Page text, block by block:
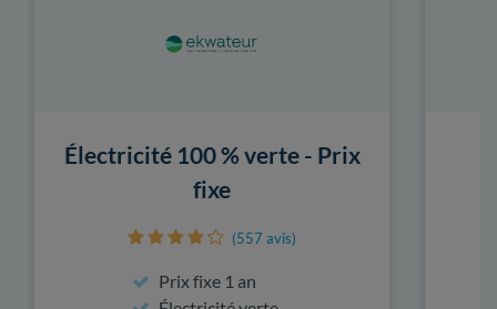
Électricité 100 % verte - Prix
fixe
(557 avis)
Prix fixe 1 an